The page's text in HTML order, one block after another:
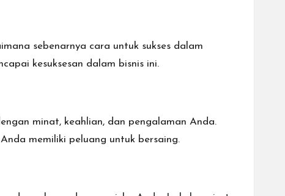
sebenarnya cara untuk sukses dalam
kesuksesan dalam bisnis ini.
minat, keahlian, dan pengalaman Anda.
memiliki peluang untuk bersaing.